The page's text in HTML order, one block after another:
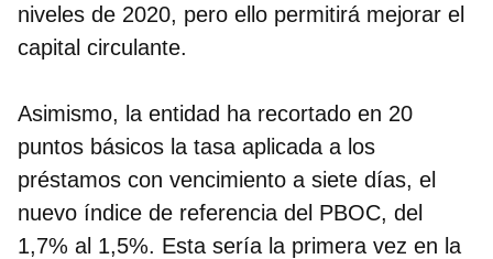
niveles de 2020, pero ello permitirá mejorar el
capital circulante.
Asimismo, la entidad ha recortado en 20
puntos básicos la tasa aplicada a los
préstamos con vencimiento a siete días, el
nuevo índice de referencia del PBOC, del
1,7% al 1,5%. Esta sería la primera vez en la